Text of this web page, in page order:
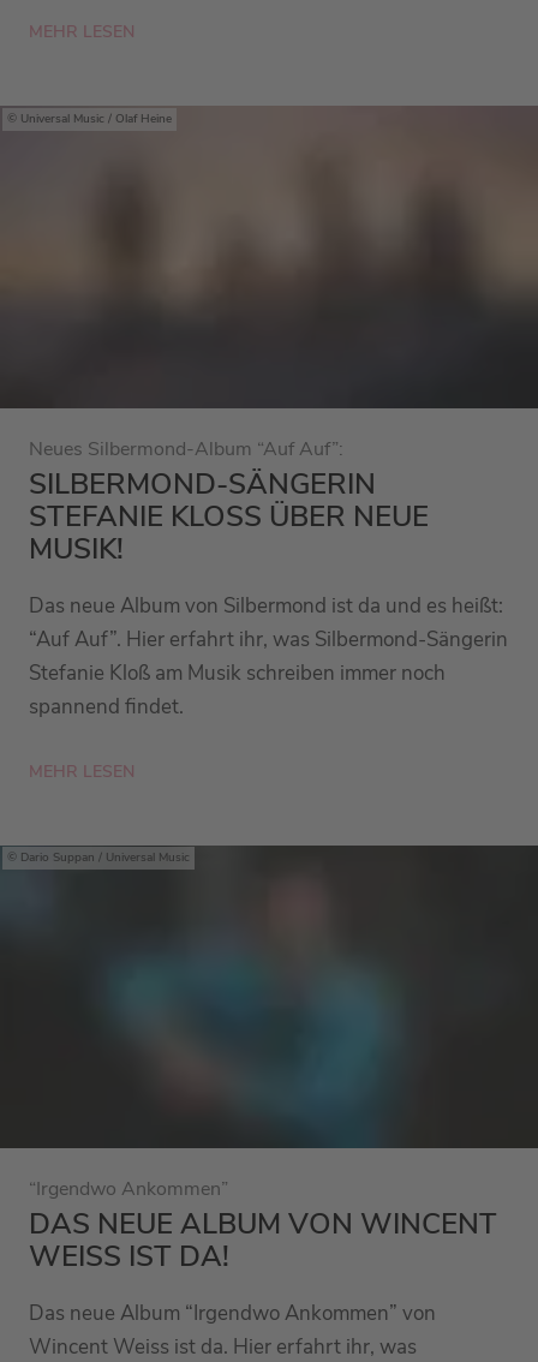
MEHR LESEN
Universal Music / Olaf Heine
Neues Silbermond-Album “Auf Auf”:
SILBERMOND-SÄNGERIN
STEFANIE KLOSS ÜBER NEUE M
USIK!
Das neue Album von Silbermond ist da und es heißt:
“Auf Auf”. Hier erfahrt ihr, was Silbermond-Sängerin
Stefanie Kloß am Musik schreiben immer noch
spannend findet.
MEHR LESEN
Dario Suppan / Universal Music
“Irgendwo Ankommen”
DAS NEUE ALBUM VON WINCENT
WEISS IST DA!
Das neue Album “Irgendwo Ankommen” von
Wincent Weiss ist da. Hier erfahrt ihr, was